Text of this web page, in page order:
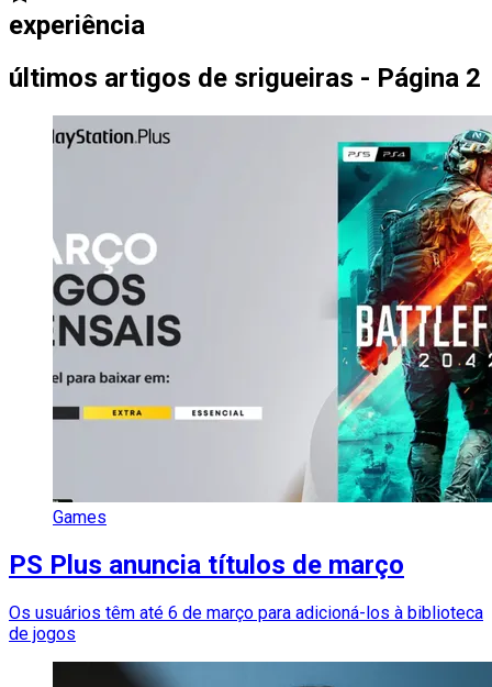
experiência
últimos artigos de srigueiras - Página 2
Games
PS Plus anuncia títulos de março
Os usuários têm até 6 de março para adicioná-los à biblioteca
de jogos